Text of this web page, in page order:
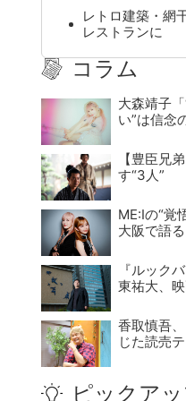
レトロ建築・網
レストランに
コラム
大森靖子
い”は信念
【豊臣兄
す“3人”
ME:Iの“覚
大阪で語る
『ルック
東祐大、
香取慎吾
じた読売
ピックア